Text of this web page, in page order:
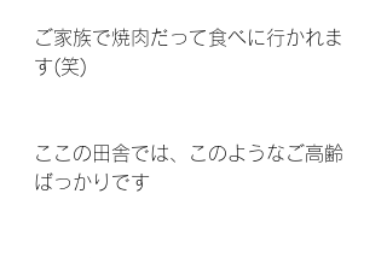
ご家族で焼肉だって食べに行かれま
す(笑)
ここの田舎では、このようなご高齢
ばっかりです